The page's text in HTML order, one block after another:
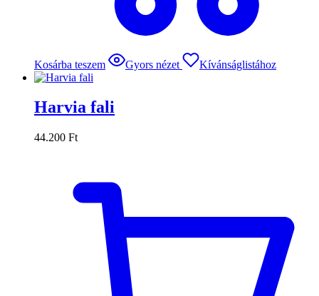
Kosárba teszem Gyors nézet Kívánságlistához
Harvia fali
44.200 Ft